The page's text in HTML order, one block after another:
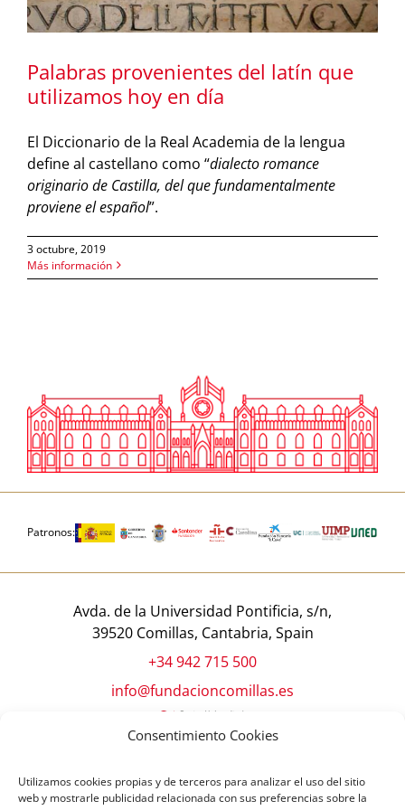
Consentimiento Cookies
Utilizamos cookies propias y de terceros para analizar el uso del sitio
web y mostrarle publicidad relacionada con sus preferencias sobre la
Palabras provenientes del latín que
utilizamos hoy en día
El Diccionario de la Real Academia de la lengua
define al castellano como “dialecto romance
originario de Castilla, del que fundamentalmente
proviene el español”.
3 octubre, 2019
Más información
Patronos:
Avda. de la Universidad Pontificia, s/n,
39520 Comillas, Cantabria, Spain
+34 942 715 500
info@fundacioncomillas.es